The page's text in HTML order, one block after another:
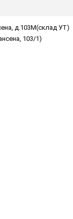
д.103М(склад УТ)
103/1)